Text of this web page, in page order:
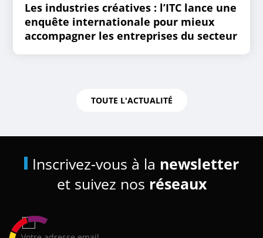
Les industries créatives : l’ITC lance une
enquête internationale pour mieux
accompagner les entreprises du secteur
TOUTE L'ACTUALITÉ
Inscrivez-vous à la newsletter
et suivez nos réseaux